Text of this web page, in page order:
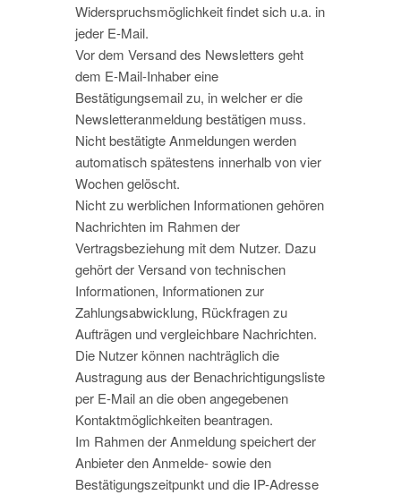
Widerspruchsmöglichkeit findet sich u.a. in
jeder E-Mail.
Vor dem Versand des Newsletters geht
dem E-Mail-Inhaber eine
Bestätigungsemail zu, in welcher er die
Newsletteranmeldung bestätigen muss.
Nicht bestätigte Anmeldungen werden
automatisch spätestens innerhalb von vier
Wochen gelöscht.
Nicht zu werblichen Informationen gehören
Nachrichten im Rahmen der
Vertragsbeziehung mit dem Nutzer. Dazu
gehört der Versand von technischen
Informationen, Informationen zur
Zahlungsabwicklung, Rückfragen zu
Aufträgen und vergleichbare Nachrichten.
Die Nutzer können nachträglich die
Austragung aus der Benachrichtigungsliste
per E-Mail an die oben angegebenen
Kontaktmöglichkeiten beantragen.
Im Rahmen der Anmeldung speichert der
Anbieter den Anmelde- sowie den
Bestätigungszeitpunkt und die IP-Adresse